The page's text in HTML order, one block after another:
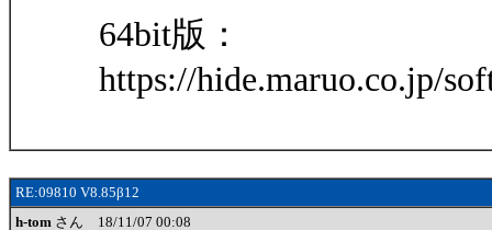
64bit版：
https://hide.maruo.co.jp/
RE:09810 V8.85β12
h-tom さん 18/11/07 00:08